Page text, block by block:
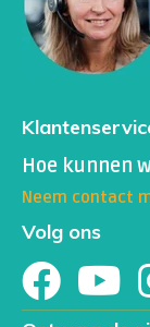
Hoe kunnen
Neem contact
Volg ons